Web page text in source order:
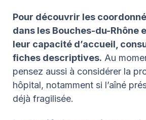
Pour découvrir les
dans les Bouches-du-Rhône
leur capacité d’accueil,
fiches descriptives. Au
pensez aussi à considérer la
hôpital, notamment si l’aîné
déjà fragilisée.